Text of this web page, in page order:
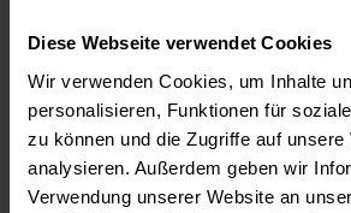
Diese Webseite verwendet Cookies
Wir verwenden Cookies, um Inhalte
personalisieren, Funktionen für
zu können und die Zugriffe auf unsere
analysieren. Außerdem geben wir
Verwendung unserer Website an
Futter aus Schaffell, das jeden Ihrer
Eigenschaften
Obermaterial und Futter aus 100 %
Aufgrund der Beschaffenheit von